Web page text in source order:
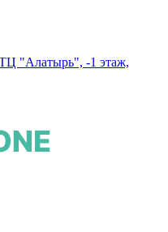
"Алатырь", -1 этаж,